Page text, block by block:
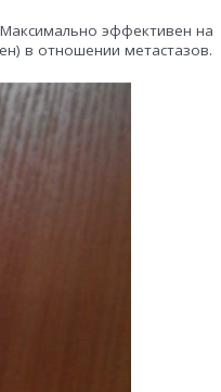
эффективен на
в отношении метастазов.